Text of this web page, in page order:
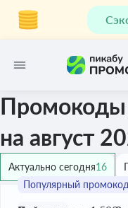
на август
Актуально сегодня16